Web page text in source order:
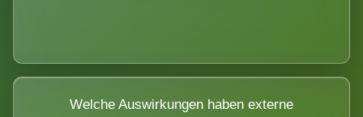
Welche Auswirkungen haben externe